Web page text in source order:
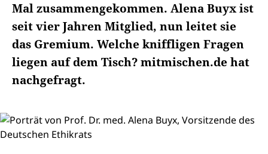
Mal zusammengekommen. Alena Buyx ist
seit vier Jahren Mitglied, nun leitet sie
das Gremium. Welche kniffligen Fragen
liegen auf dem Tisch? mitmischen.de hat
nachgefragt.